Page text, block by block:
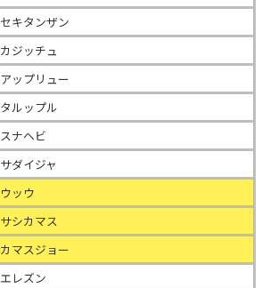
セキタンザン
カジッチュ
アップリュー
タルップル
スナヘビ
サダイジャ
ウッウ
サシカマス
カマスジョー
エレズン